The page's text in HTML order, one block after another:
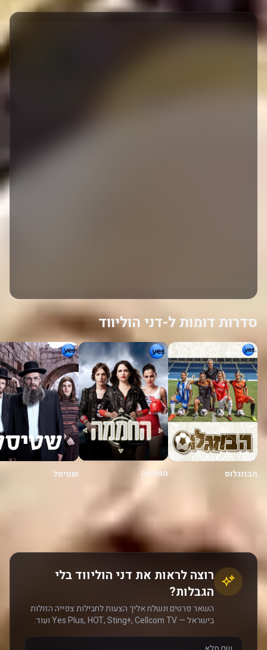
סדרות דומות ל-דני הוליווד
הבוזגלוס החממה שטיסל
רוצה לראות את דני הוליווד בלי
הגבלות?
השאר פרטים ונשלח אליך הצעות לחבילות צפייה הזולות
בישראל — Yes Plus, HOT, Sting+, Cellcom TV ועוד.